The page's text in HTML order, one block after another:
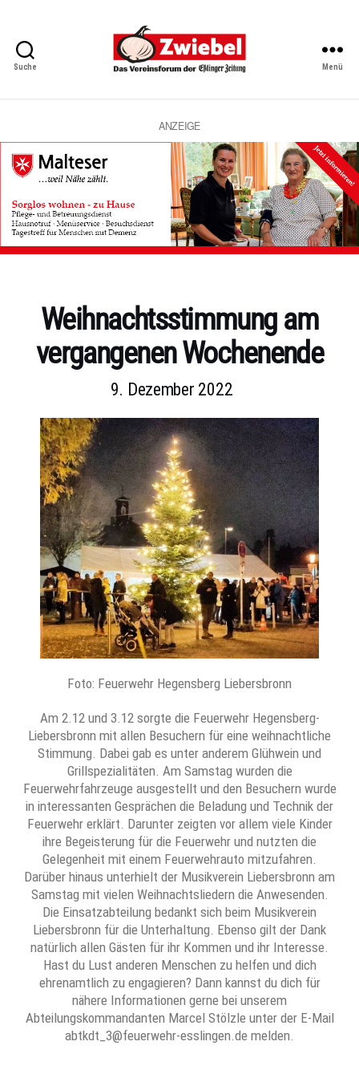
Suche
Vereinsforum
Eßlinger
Zeitung
Menü
ANZEIGE
Kategorien
Weihnachtsstimmung am
vergangenen Wochenende
9. Dezember 2022
Foto: Feuerwehr Hegensberg Liebersbronn
Am 2.12 und 3.12 sorgte die Feuerwehr Hegensberg-
Liebersbronn mit allen Besuchern für eine weihnachtliche
Stimmung. Dabei gab es unter anderem Glühwein und
Grillspezialitäten. Am Samstag wurden die
Feuerwehrfahrzeuge ausgestellt und den Besuchern wurde
in interessanten Gesprächen die Beladung und Technik der
Feuerwehr erklärt. Darunter zeigten vor allem viele Kinder
ihre Begeisterung für die Feuerwehr und nutzten die
Gelegenheit mit einem Feuerwehrauto mitzufahren.
Darüber hinaus unterhielt der Musikverein Liebersbronn am
Samstag mit vielen Weihnachtsliedern die Anwesenden.
Die Einsatzabteilung bedankt sich beim Musikverein
Liebersbronn für die Unterhaltung. Ebenso gilt der Dank
natürlich allen Gästen für ihr Kommen und ihr Interesse.
Hast du Lust anderen Menschen zu helfen und dich
ehrenamtlich zu engagieren? Dann kannst du dich für
nähere Informationen gerne bei unserem
Abteilungskommandanten Marcel Stölzle unter der E-Mail
abtkdt_3@feuerwehr-esslingen.de melden.